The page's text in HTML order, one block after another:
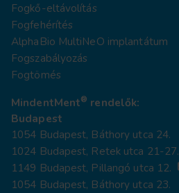
Fogkő-eltávolítás
Fogfehérítés
AlphaBio MultiNeO implantátum
Fogszabályozás
Fogtömés
MindentMent® rendelők:
Budapest
1054 Budapest, Báthory utca 24.
1024 Budapest, Retek utca 21-27.
1149 Budapest, Pillangó utca 12.
1054 Budapest, Báthory utca 23.